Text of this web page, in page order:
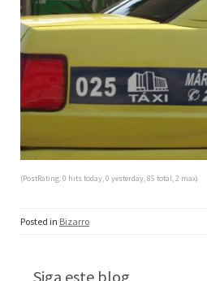
(PostRating: 0 hits today, 0 yesterday, 85 total, 2 max)
Posted in Bizarro
Siga este blog